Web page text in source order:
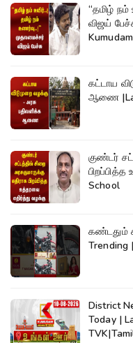
“தமிழ் நம்
விஜய்
Kumudam
கட்டாய
குண்டர்
School
கண்டதும்
Trending
District
Today |